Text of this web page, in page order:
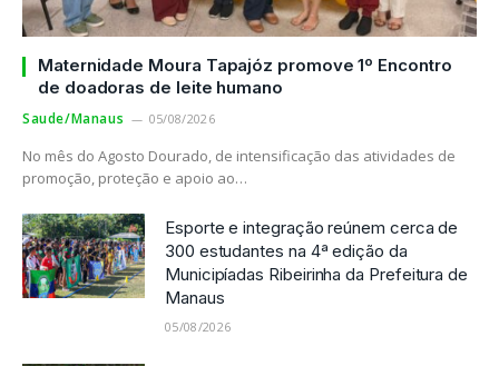
Maternidade Moura Tapajóz promove 1º Encontro
de doadoras de leite humano
Saude/Manaus 05/08/2026
No mês do Agosto Dourado, de intensificação das atividades de
promoção, proteção e apoio ao…
Esporte e integração reúnem cerca de
300 estudantes na 4ª edição da
Municipíadas Ribeirinha da Prefeitura de
Manaus
05/08/2026